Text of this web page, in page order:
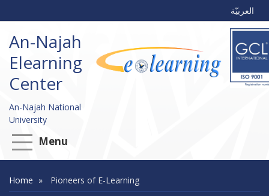
العربيّة
An-Najah
Elearning
Center
An-Najah National
University
Menu
Home Pioneers of E-Learning